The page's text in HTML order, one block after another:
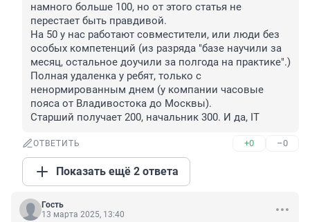
намного больше 100, но от этого статья не
перестает быть правдивой.
На 50 у нас работают совместители, или люди без
особых компетенций (из разряда "базе научили за
месяц, остальное доучили за полгода на практике".)
Полная удаленка у ребят, только с
ненормированным днем (у компании часовые
пояса от Владивостока до Москвы).
Старший получает 200, начальник 300. И да, IT
ОТВЕТИТЬ +0 –0
Показать ещё 2 ответа
Гость
13 марта 2025, 13:40